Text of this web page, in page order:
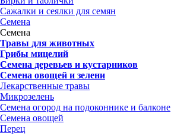
Сажалки и сеялки для семян
Семена
Семена
Травы для животных
Грибы мицелий
Семена деревьев и кустарников
Семена овощей и зелени
Лекарственные травы
Микрозелень
Семена огород на подоконнике и балконе
Семена овощей
Перец